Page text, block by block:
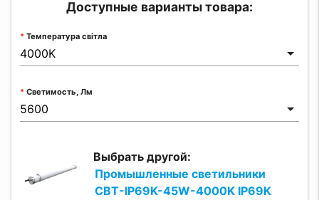
Доступные варианты товара:
Температура світла
Светимость, Лм
Выбрать другой:
Промышленные светильники
CBT-IP69K-45W-4000K IP69K